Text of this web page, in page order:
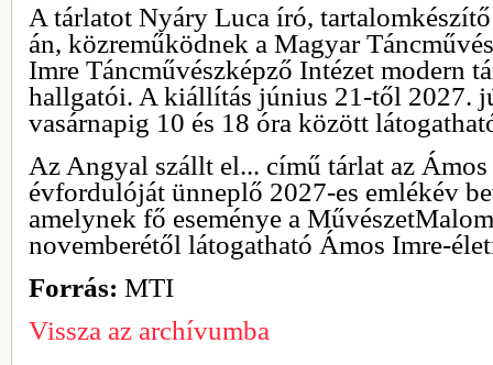
A tárlatot Nyáry Luca író,
án, közreműködnek a Magyar
Imre Táncművészképző Intézet modern
hallgatói. A kiállítás június 21-től 2027.
vasárnapig 10 és 18 óra között
Az Angyal szállt el... című tárlat az
évfordulóját ünneplő 2027-es emlékév
amelynek fő eseménye a
novemberétől látogatható Ámos Imre-
Forrás: MTI
Vissza az archívumba